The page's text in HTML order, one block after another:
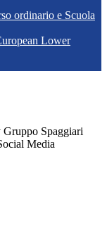
ordinario e Scuola
Lower
Spaggiari
Media